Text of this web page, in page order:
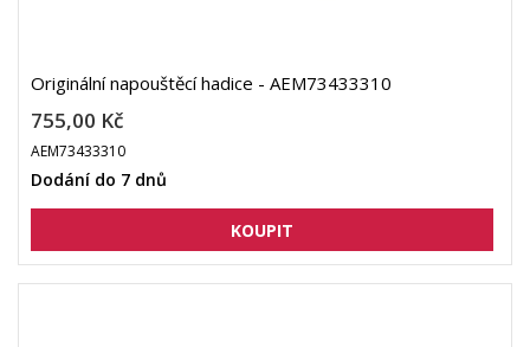
Originální napouštěcí hadice - AEM73433310
755,00 Kč
AEM73433310
Dodání do 7 dnů